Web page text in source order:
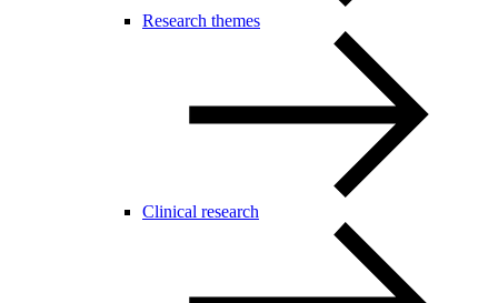
Research themes
Clinical research